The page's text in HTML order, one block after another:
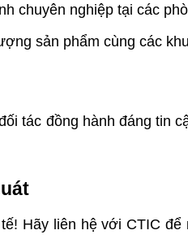
chuyên nghiệp tại các
sản phẩm cùng các
tác đồng hành đáng tin
Hãy liên hệ với CTIC